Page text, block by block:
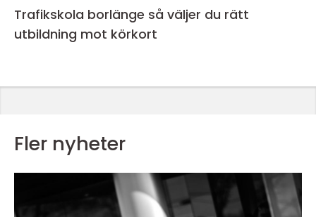
Trafikskola borlänge så väljer du rätt
utbildning mot körkort
Fler nyheter